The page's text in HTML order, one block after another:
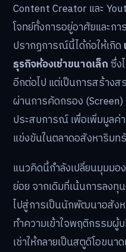
Content Creator และ
โจทย์ทั้งการอยู่อาศัยและก
ปรากฏการณ์นี้ได้ก่อให้เกิด
ธุรกิจห้องเช่าขนาดเล็กซึ่ง
อีกต่อไป แต่เป็นการสร้าง
ผ่านการคัดกรอง
ประสบการณ์ เพื่อเพิ่มมูลค่
แข่งขันในตลาดอสังหาริม
แนวคิดนี้กำลังเปลี่ยนมุมมอ
ย่อย จากเดิมที่เน้นการลง
ไปสู่การเป็นนักพัฒนาอสัง
ทำความเข้าใจพฤติกรรมผู้
เช่าให้กลายเป็นสตูดิโอขน